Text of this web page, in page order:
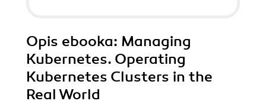
Opis ebooka: Managing
Kubernetes. Operating
Kubernetes Clusters in the
Real World